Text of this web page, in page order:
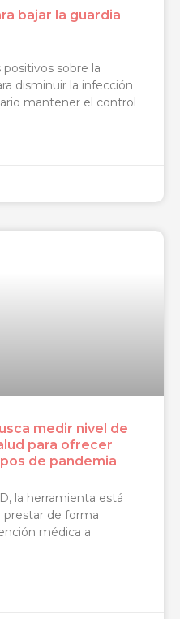
bajar la guardia
sobre la
disminuir la infección
mantener el control
medir nivel de
para ofrecer
de pandemia
la herramienta está
prestar de forma
médica a